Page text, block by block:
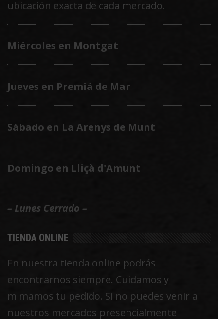
ubicación exacta de cada mercado.
Miércoles en Montgat
Jueves en Premiá de Mar
Sábado en La Arenys de Munt
Domingo en Lliçà d'Amunt
– Lunes Cerrado –
TIENDA ONLINE
En nuestra tienda online podrás
encontrarnos siempre. Cuidamos y
mimamos tu pedido. Si no puedes venir a
nuestros mercados presencialmente